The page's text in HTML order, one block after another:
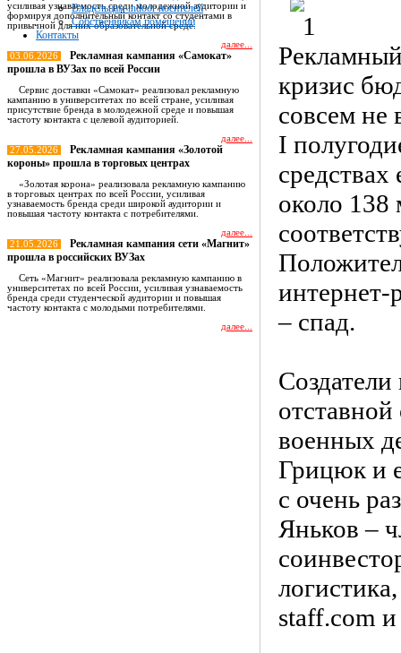
Владельцам indoor носителей
Собственникам помещений
Контакты
усиливая узнаваемость среди молодежной аудитории и
формируя дополнительный контакт со студентами в
привычной для них образовательной среде.
далее...
03.06.2026
Рекламная кампания «Самокат»
прошла в ВУЗах по всей России
Сервис доставки «Самокат» реализовал рекламную
кампанию в университетах по всей стране, усиливая
присутствие бренда в молодежной среде и повышая
частоту контакта с целевой аудиторией.
далее...
27.05.2026
Рекламная кампания «Золотой
короны» прошла в торговых центрах
«Золотая корона» реализовала рекламную кампанию
в торговых центрах по всей России, усиливая
узнаваемость бренда среди широкой аудитории и
повышая частоту контакта с потребителями.
далее...
21.05.2026
Рекламная кампания сети «Магнит»
прошла в российских ВУЗах
Сеть «Магнит» реализовала рекламную кампанию в
университетах по всей России, усиливая узнаваемость
бренда среди студенческой аудитории и повышая
частоту контакта с молодыми потребителями.
далее...
кризис
совсем
I
около 138
интернет-
– спад.
военных
Грицюк и
с очень
Яньков –
staff.com